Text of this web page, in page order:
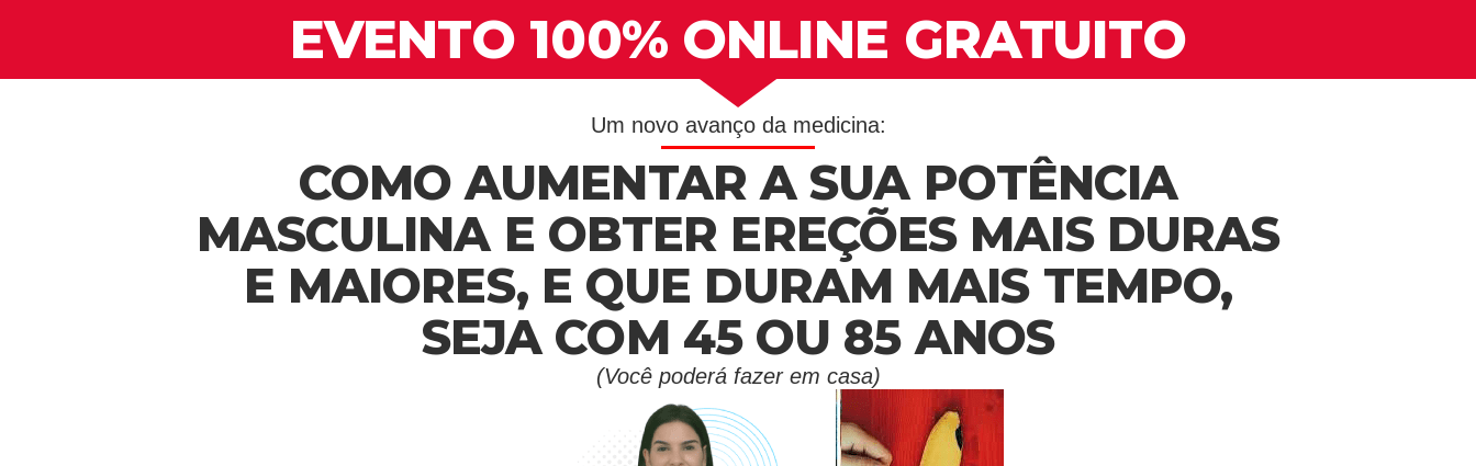
EVENTO 100% ONLINE GRATUITO
Um novo avanço da medicina:
COMO AUMENTAR A SUA POTÊNCIA
MASCULINA E OBTER EREÇÕES MAIS DURAS
E MAIORES, E QUE DURAM MAIS TEMPO,
SEJA COM 45 OU 85 ANOS
(Você poderá fazer em casa)